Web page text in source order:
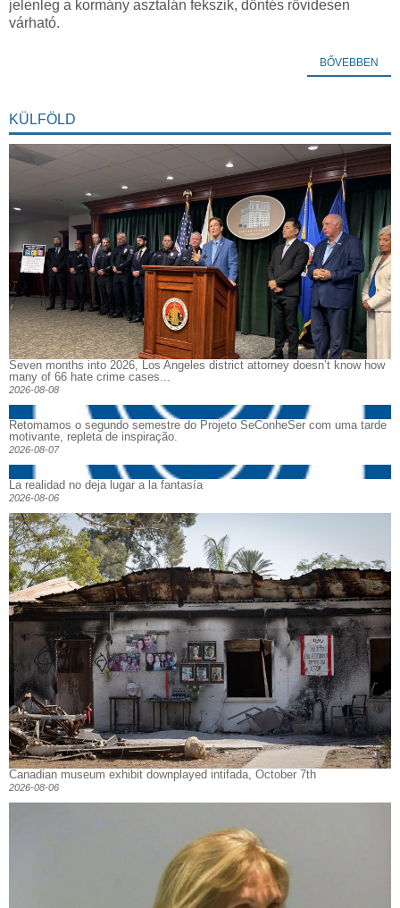
jelenleg a kormány asztalán fekszik, döntés rövidesen
várható.
BŐVEBBEN
KÜLFÖLD
Seven months into 2026, Los Angeles district attorney doesn’t know how
many of 66 hate crime cases...
2026-08-08
Retomamos o segundo semestre do Projeto SeConheSer com uma tarde
motivante, repleta de inspiração.
2026-08-07
La realidad no deja lugar a la fantasía
2026-08-06
Canadian museum exhibit downplayed intifada, October 7th
2026-08-06